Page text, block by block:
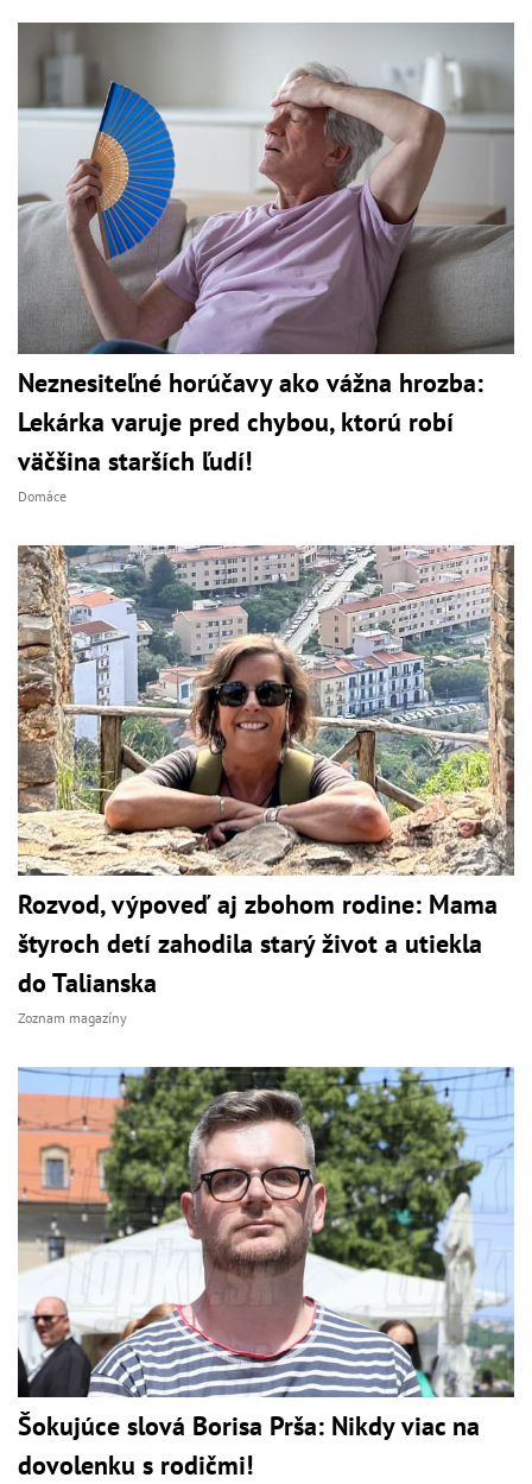
Neznesiteľné horúčavy ako vážna hrozba:
Lekárka varuje pred chybou, ktorú robí
väčšina starších ľudí!
Domáce
Rozvod, výpoveď aj zbohom rodine: Mama
štyroch detí zahodila starý život a utiekla
do Talianska
Zoznam magazíny
Šokujúce slová Borisa Prša: Nikdy viac na
dovolenku s rodičmi!